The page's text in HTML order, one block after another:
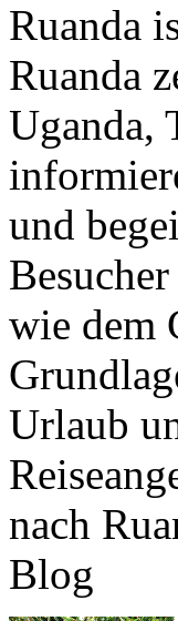
Ruanda
Ruanda
Uganda,
und
wie dem
Urlaub
nach
Blog